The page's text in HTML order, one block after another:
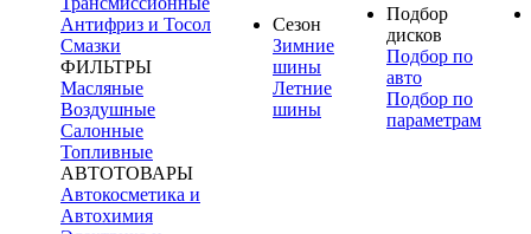
Антифриз и Тосол
Смазки
ФИЛЬТРЫ
Масляные
Воздушные
Салонные
Топливные
АВТОТОВАРЫ
Автокосметика и
Автохимия
Сезон
Зимние
шины
Летние
шины
Подбор
дисков
Подбор по
авто
Подбор по
параметрам